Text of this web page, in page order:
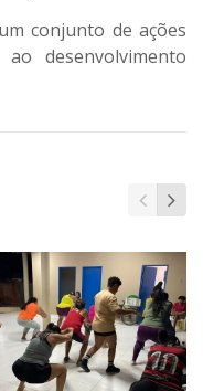
conjunto de ações
desenvolvimento